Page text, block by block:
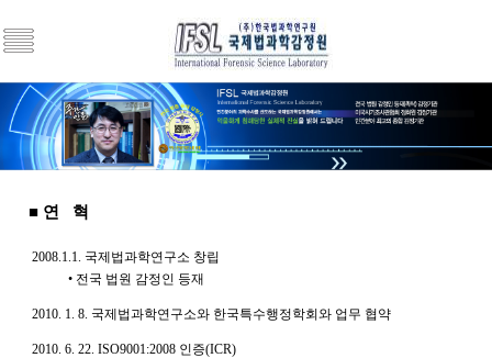
■ 연 혁
2008.1.1. 국제법과학연구소 창립
• 전국 법원 감정인 등재
2010. 1. 8. 국제법과학연구소와 한국특수행정학회와 업무 협약
2010. 6. 22. ISO9001:2008 인증(ICR)